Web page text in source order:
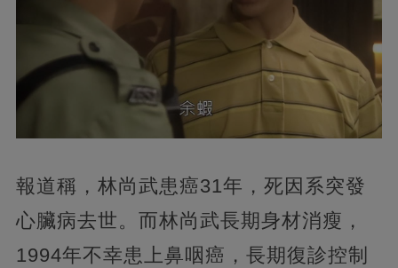
報道稱，林尚武患癌31年，死因系突發
心臟病去世。而林尚武長期身材消瘦，
1994年不幸患上鼻咽癌，長期復診控制